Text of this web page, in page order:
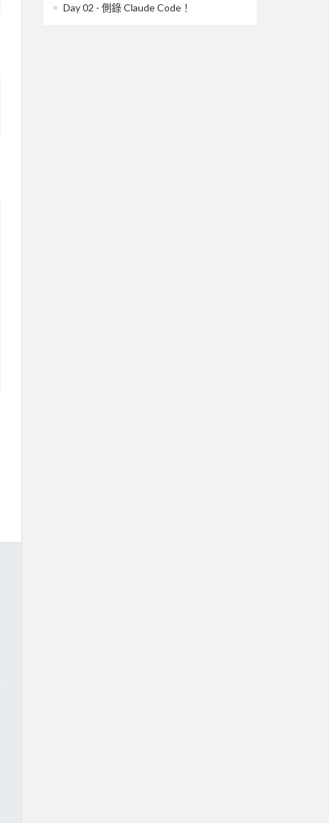
Day 02 - 側錄 Claude Code！